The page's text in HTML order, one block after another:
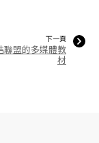
下一頁
聯盟的多媒體教
材